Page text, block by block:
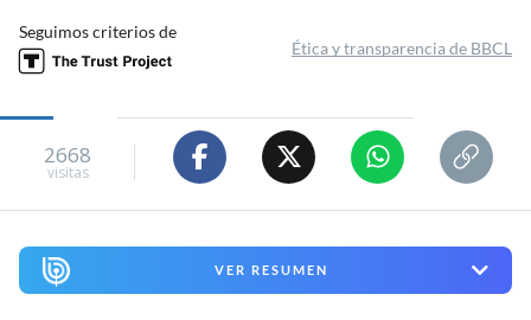
Seguimos criterios de
Ética y transparencia de BBCL
2668
visitas
VER RESUMEN